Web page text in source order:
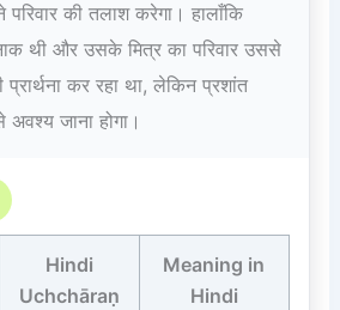
परिवार की तलाश करेगा। हालाँकि
थी और उसके मित्र का परिवार उससे
कर रहा था, लेकिन प्रशांत
जाना होगा।
Hindi
Uchchāraṇ
Meaning in
Hindi